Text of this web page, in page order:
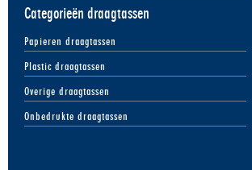
Categorieën draagtassen
Papieren draagtassen
Plastic draagtassen
Overige draagtassen
Onbedrukte draagtassen